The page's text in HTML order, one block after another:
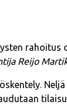
rahoitus
Reijo
Neljä